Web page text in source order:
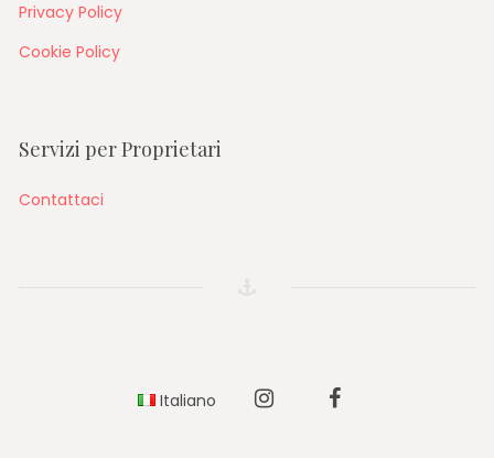
Privacy Policy
Cookie Policy
Servizi per Proprietari
Contattaci
Italiano InstagramFacebook